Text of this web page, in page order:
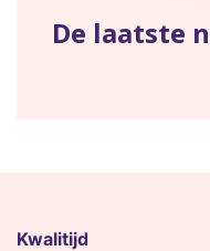
De laatste
Kwalitijd